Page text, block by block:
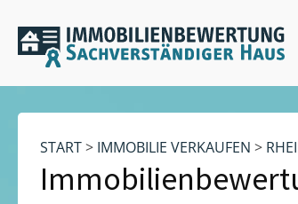
START> IMMOBILIE VERKAUFEN >